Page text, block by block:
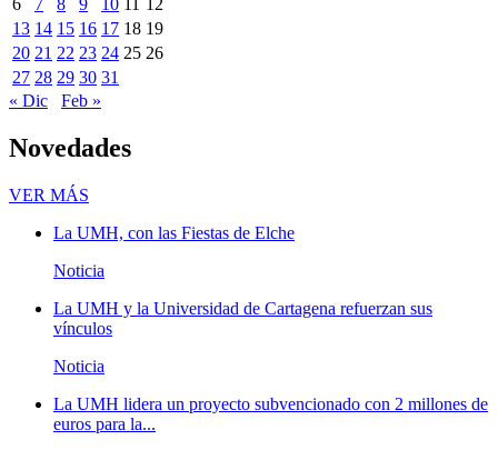
13 14 15 16 17 18 19
20 21 22 23 24 25 26
27 28 29 30 31
« Dic
Feb »
Novedades
VER MÁS
La UMH, con las Fiestas de Elche
Noticia
La UMH y la Universidad de Cartagena refuerzan sus
vínculos
Noticia
La UMH lidera un proyecto subvencionado con 2 millones de
euros para la...